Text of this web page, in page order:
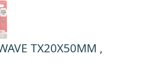
TX20X50MM ,